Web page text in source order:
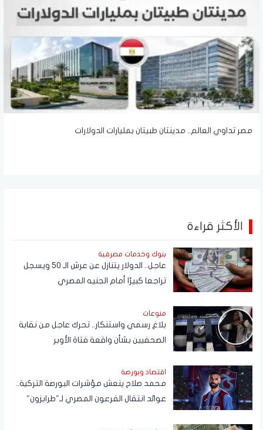
مصر تداوي العالم.. مدينتان طبيتان بمليارات الدولارات
الأكثر قراءة
بنوك وخدمات مصرفية
عاجل.. الدولار يتنازل عن عرش الـ 50 ويسجل
تراجعا كبيرًا أمام الجنيه المصري
منوعات
بلاغ رسمي واستنكار.. تحرك عاجل من نقابة
الصحفيين بشأن واقعة فتاة الأوبر
اقتصاد وبورصة
محمد صلاح ينعش مؤشرات البورصة التركية..
عوائد انتقال الفرعون المصري لـ"طرابزون"